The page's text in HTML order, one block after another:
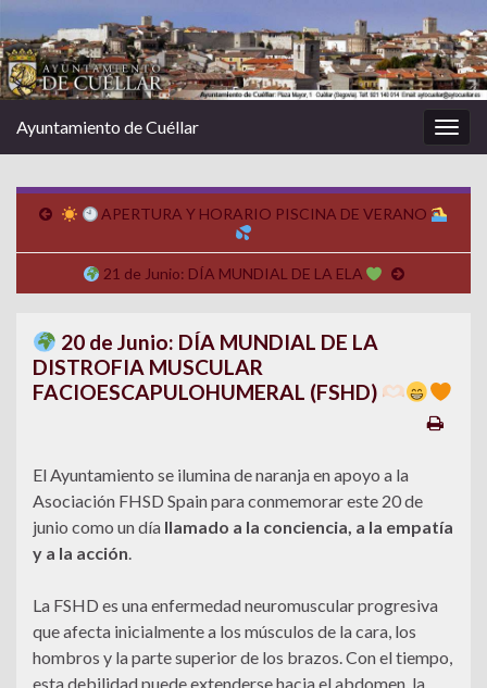
la
Ayuntamiento de Cuéllar
APERTURA Y HORARIO PISCINA DE VERANO
21 de Junio: DÍA MUNDIAL DE LA ELA
20 de Junio: DÍA MUNDIAL DE LA
DISTROFIA MUSCULAR
FACIOESCAPULOHUMERAL (FSHD)
El Ayuntamiento se ilumina de naranja en apoyo a la
Asociación FHSD Spain para conmemorar este 20 de
junio como un día llamado a la conciencia, a la empatía
y a la acción.
La FSHD es una enfermedad neuromuscular progresiva
que afecta inicialmente a los músculos de la cara, los
hombros y la parte superior de los brazos. Con el tiempo,
esta debilidad puede extenderse hacia el abdomen, la